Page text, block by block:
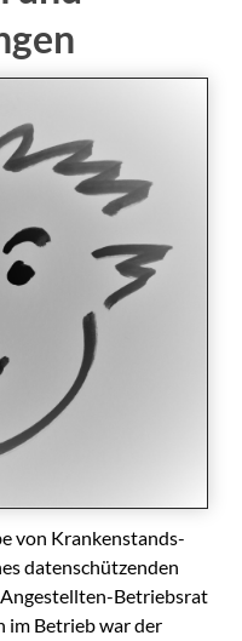
von Krankenstands-
datenschützenden
Betriebsrat
im Betrieb war der